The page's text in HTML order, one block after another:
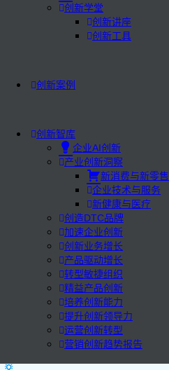
创新学堂
创新讲座
创新工具
创新案例
创新智库
企业AI创新
产业创新洞察
新消费与新零售
企业技术与服务
新健康与医疗
创造DTC品牌
加速企业创新
创新业务增长
产品驱动增长
转型敏捷组织
精益产品创新
培养创新能力
提升创新领导力
运营创新转型
营销创新趋势报告